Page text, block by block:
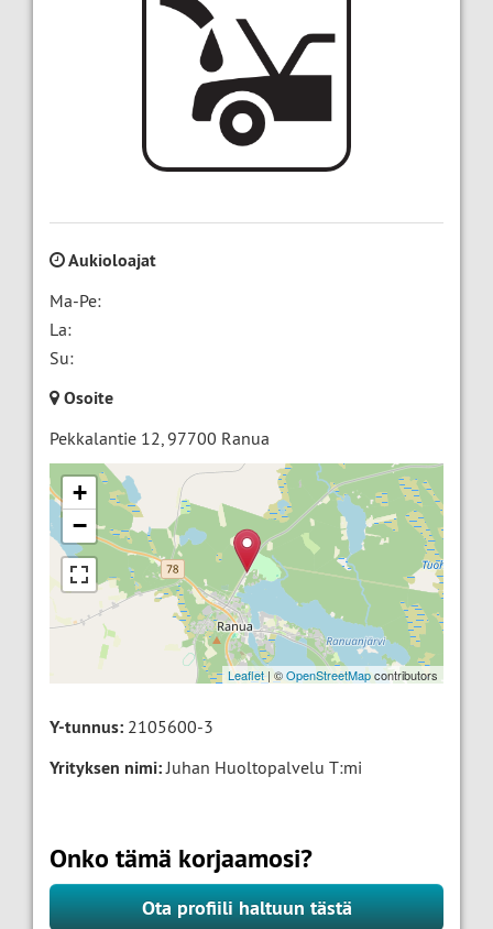
Aukioloajat
Ma-Pe:
La:
Su:
Osoite
Pekkalantie 12,97700 Ranua
+
−
Leaflet| ©OpenStreetMapcontributors
Y-tunnus: 2105600-3
Yrityksen nimi:Juhan Huoltopalvelu T:mi
Onko tämä korjaamosi?
Ota profiili haltuun tästä